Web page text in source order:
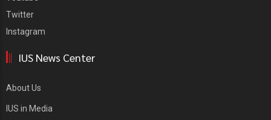
Twitter
Instagram
IUS News Center
About Us
IUS in Media